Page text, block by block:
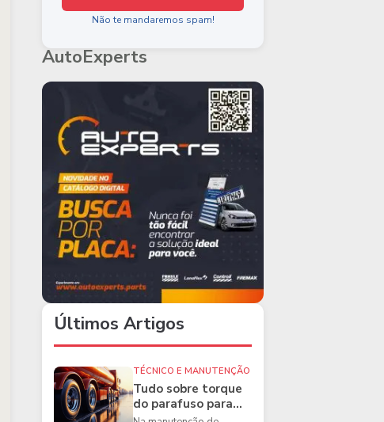
Não te mandaremos spam!
AutoExperts
Últimos Artigos
TÉCNICO E MANUTENÇÃO
Tudo sobre torque
do parafuso para
caminhões e as